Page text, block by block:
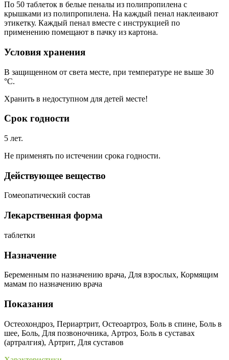
По 50 таблеток в белые пеналы из полипропилена с
крышками из полипропилена. На каждый пенал наклеивают
этикетку. Каждый пенал вместе с инструкцией по
применению помещают в пачку из картона.
Условия хранения
В защищенном от света месте, при температуре не выше 30
°С.
Хранить в недоступном для детей месте!
Срок годности
5 лет.
Не применять по истечении срока годности.
Действующее вещество
Гомеопатический состав
Лекарственная форма
таблетки
Назначение
Беременным по назначению врача, Для взрослых, Кормящим
мамам по назначению врача
Показания
Остеохондроз, Периартрит, Остеоартроз, Боль в спине, Боль в
шее, Боль, Для позвоночника, Артроз, Боль в суставах
(артралгия), Артрит, Для суставов